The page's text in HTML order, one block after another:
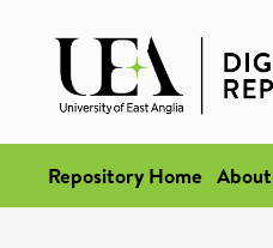
Repository Home About